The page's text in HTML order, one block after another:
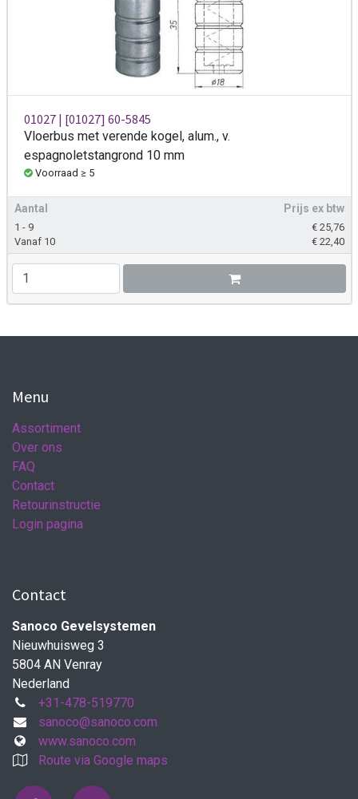
01027 | [01027] 60-5845
Vloerbus met verende kogel, alum., v.
espagnoletstangrond 10 mm
Voorraad ≥ 5
Aantal Prijs ex btw
1 - 9 € 25,76
Vanaf 10
€ 22,40
Menu
Assortiment
Over ons
FAQ
Contact
Retourinstructie
Login pagina
Contact
Sanoco Gevelsystemen
Nieuwhuisweg 3
5804 AN Venray
Nederland
+31-478-519770
sanoco@sanoco.com
www.sanoco.com
Route via Google maps